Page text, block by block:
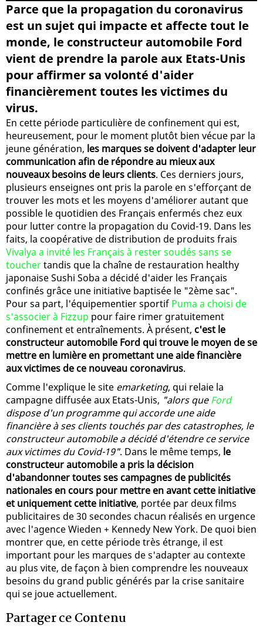
Parce que la propagation du coronavirus
est un sujet qui impacte et affecte tout le
monde, le constructeur automobile Ford
vient de prendre la parole aux Etats-Unis
pour affirmer sa volonté d'aider
financièrement toutes les victimes du
virus.
En cette période particulière de confinement qui est,
heureusement, pour le moment plutôt bien vécue par la
jeune génération, les marques se doivent d'adapter leur
communication afin de répondre au mieux aux
nouveaux besoins de leurs clients. Ces derniers jours,
plusieurs enseignes ont pris la parole en s'efforçant de
trouver les mots et les moyens d'améliorer autant que
possible le quotidien des Français enfermés chez eux
pour lutter contre la propagation du Covid-19. Dans les
faits, la coopérative de distribution de produits frais
Vivalya a invité les Français à rester soudés sans se
touchertandis que la chaîne de restauration healthy
japonaise Sushi Soba a décidé d'aider les Français
confinés grâce une initiative baptisée le "2ème sac".
Pour sa part, l'équipementier sportif Puma a choisi de
s'associer à Fizzup pour faire rimer gratuitement
confinement et entraînements. À présent, c'est le
constructeur automobile Ford qui trouve le moyen de se
mettre en lumière en promettant une aide financière
aux victimes de ce nouveau coronavirus.
Comme l'explique le site emarketing, qui relaie la
campagne diffusée aux Etats-Unis, "alors queFord
dispose d'un programme qui accorde une aide
financière à ses clients touchés par des catastrophes, le
constructeur automobile a décidé d'étendre ce service
aux victimes du Covid-19". Dans le même temps, le
constructeur automobile a pris la décision
d'abandonner toutes ses campagnes de publicités
nationales en cours pour mettre en avant cette initiative
et uniquement cette initiative, portée par deux films
publicitaires de 30 secondes chacun réalisés en urgence
avec l'agence Wieden + Kennedy New York. De quoi bien
montrer que, en cette période très étrange, il est
important pour les marques de s'adapter au contexte
au plus vite, de façon à bien comprendre les nouveaux
besoins du grand public générés par la crise sanitaire
qui se joue actuellement.
Partager ce Contenu